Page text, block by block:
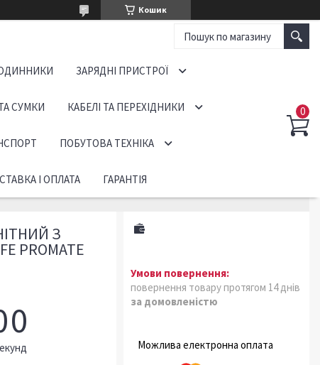
Кошик
ЗАРЯДНІ ПРИСТРОЇ
СУМКИ КАБЕЛІ ТА ПЕРЕХІДНИКИ
ПОБУТОВА ТЕХНІКА
І ОПЛАТА ГАРАНТІЯ
З
PROMATE
0
повернення товару протягом 14 днів
за домовленістю